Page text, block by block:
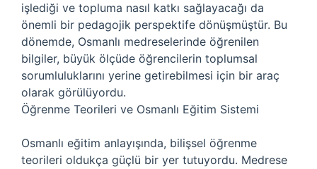
işlediği ve topluma nasıl katkı sağlayacağı da
önemli bir pedagojik perspektife dönüşmüştür. Bu
dönemde, Osmanlı medreselerinde öğrenilen
bilgiler, büyük ölçüde öğrencilerin toplumsal
sorumluluklarını yerine getirebilmesi için bir araç
olarak görülüyordu.
Öğrenme Teorileri ve Osmanlı Eğitim Sistemi
Osmanlı eğitim anlayışında, bilişsel öğrenme
teorileri oldukça güçlü bir yer tutuyordu. Medrese